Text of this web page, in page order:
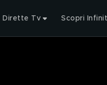
Dirette Tv Scopri